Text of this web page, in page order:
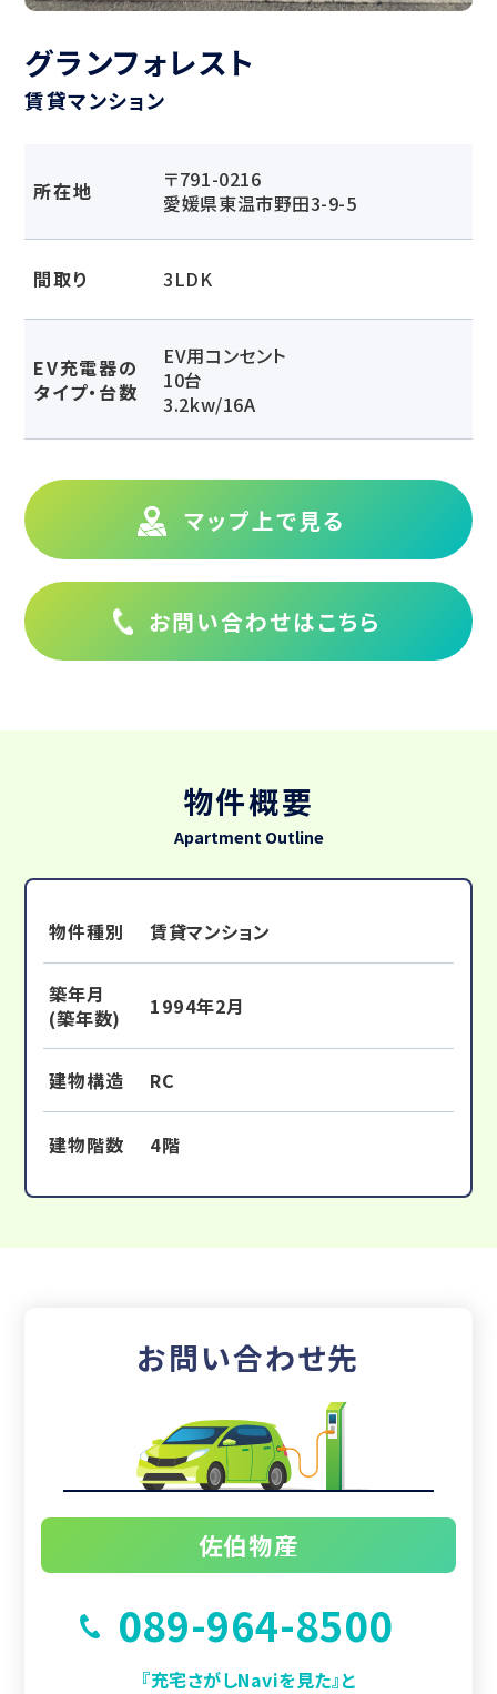
グランフォレスト
賃貸マンション
所在地
〒791-0216
愛媛県東温市野田3-9-5
間取り 3LDK
EV充電器の
タイプ・台数
EV用コンセント
10台
3.2kw/16A
マップ上で見る
お問い合わせはこちら
物件概要
Apartment Outline
物件種別 賃貸マンション
築年月
(築年数)
1994年2月
建物構造 RC
建物階数 4階
お問い合わせ先
佐伯物産
089-964-8500
『充宅さがしNaviを見た』と